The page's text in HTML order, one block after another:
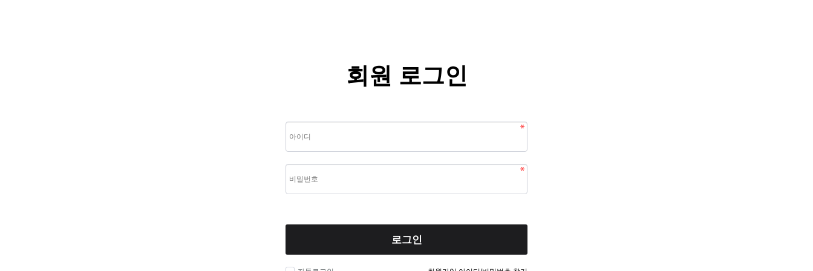
회원 로그인
로그인